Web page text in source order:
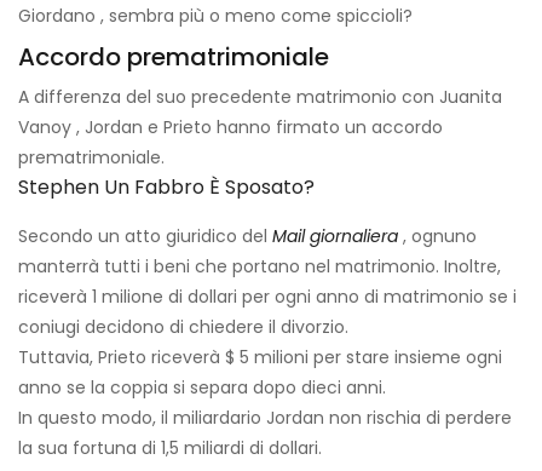
Giordano , sembra più o meno come spiccioli?
Accordo prematrimoniale
A differenza del suo precedente matrimonio con Juanita
Vanoy , Jordan e Prieto hanno firmato un accordo
prematrimoniale.
Stephen Un Fabbro È Sposato?
Secondo un atto giuridico del Mail giornaliera , ognuno
manterrà tutti i beni che portano nel matrimonio. Inoltre,
riceverà 1 milione di dollari per ogni anno di matrimonio se i
coniugi decidono di chiedere il divorzio.
Tuttavia, Prieto riceverà $ 5 milioni per stare insieme ogni
anno se la coppia si separa dopo dieci anni.
In questo modo, il miliardario Jordan non rischia di perdere
la sua fortuna di 1,5 miliardi di dollari.